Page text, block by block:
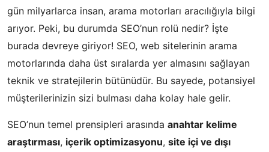
gün milyarlarca insan, arama motorları aracılığıyla bilgi
arıyor. Peki, bu durumda SEO’nun rolü nedir? İşte
burada devreye giriyor! SEO, web sitelerinin arama
motorlarında daha üst sıralarda yer almasını sağlayan
teknik ve stratejilerin bütünüdür. Bu sayede, potansiyel
müşterilerinizin sizi bulması daha kolay hale gelir.
SEO’nun temel prensipleri arasında anahtar kelime
araştırması, içerik optimizasyonu, site içi ve dışı